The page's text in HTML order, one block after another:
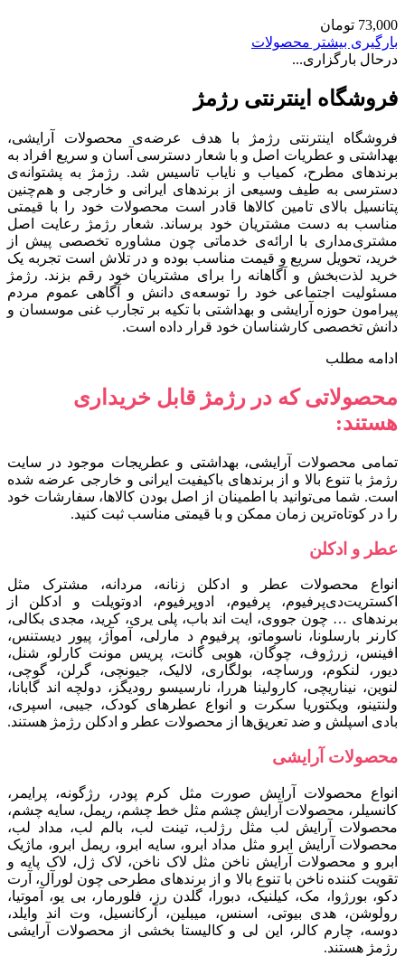
73,000 تومان
بارگیری بیشتر محصولات
درحال بارگزاری...
فروشگاه اینترنتی رژمژ​
فروشگاه اینترنتی رژمژ با هدف عرضه‌ی محصولات آرایشی،
بهداشتی و عطریات اصل و با شعار دسترسی آسان و سریع افراد به
برندهای مطرح، کمیاب و نایاب تاسیس شد. رژمژ به پشتوانه‌ی
دسترسی به طیف وسیعی از برندهای ایرانی و خارجی و هم‌چنین
پتانسیل بالای تامین کالاها قادر است محصولات خود را با قیمتی
مناسب به دست مشتریان خود برساند. شعار رژمژ رعایت اصل
مشتری‌مداری با ارائه‌ی خدماتی چون مشاوره تخصصی پیش از
خرید، تحویل سریع و قیمت مناسب بوده و در تلاش است تجربه یک
خرید لذت‌بخش و آگاهانه را برای مشتریان خود رقم بزند. رژمژ
مسئولیت اجتماعی خود را توسعه‌ی دانش و آگاهی عموم مردم
پیرامون حوزه آرایشی و بهداشتی با تکیه بر تجارب غنی موسسان و
دانش تخصصی کارشناسان خود قرار داده است.
ادامه مطلب
محصولاتی که در رژمژ قابل خریداری
هستند:
تمامی محصولات آرایشی، بهداشتی و عطریجات موجود در سایت
رژمژ با تنوع بالا و از برندهای باکیفیت ایرانی و خارجی عرضه شده
است. شما می‌توانید با اطمینان از اصل بودن کالاها، سفارشات خود
را در کوتاه‌ترین زمان ممکن و با قیمتی مناسب ثبت کنید.
عطر و ادکلن
انواع محصولات عطر و ادکلن زنانه، مردانه، مشترک مثل
اکستریت‌دی‌پرفیوم، پرفیوم، ادوپرفیوم، ادوتویلت و ادکلن از
برندهای … چون جووی، ایت اند باب، پلی یری، کرید، مجدی بکالی،
کارنر بارسلونا، ناسوماتو، پرفیوم د مارلی، آموآژ، پیور دیستنس،
افینس، زرژوف، چوگان، هوبی گانت، پریس مونت کارلو، شنل،
دیور، لنکوم، ورساچه، بولگاری، لالیک، جیونچی، گرلن، گوچی،
لنوین، نیناریچی، کارولینا هررا، نارسیسو رودیگز، دولچه اند گابانا،
ولنتینو، ویکتوریا سکرت و انواع عطرهای کودک، جیبی، اسپری،
بادی اسپلش و ضد تعریق‌ها از محصولات عطر و ادکلن رژمژ هستند.
محصولات آرایشی
انواع محصولات آرایش صورت مثل کرم پودر، رژگونه، پرایمر،
کانسیلر، محصولات آرایش چشم مثل خط چشم، ریمل، سایه چشم،
محصولات آرایش لب مثل رژلب، تینت لب، بالم لب، مداد لب،
محصولات آرایش ابرو مثل مداد ابرو، سایه ابرو، ریمل ابرو، ماژیک
ابرو و محصولات آرایش ناخن مثل لاک ناخن، لاک ژل، لاک پایه و
تقویت کننده ناخن با تنوع بالا و از برندهای مطرحی چون لورآل، آرت
دکو، بورژوا، مک، کیلنیک، دبورا، گلدن رز، فلورمار، بی یو، آموتیا،
رولوشن، هدی بیوتی، اسنس، میبلین، آرکانسیل، وت اند وایلد،
دوسه، چارم کالر، این لی و کالیستا بخشی از محصولات آرایشی
رژمژ هستند.